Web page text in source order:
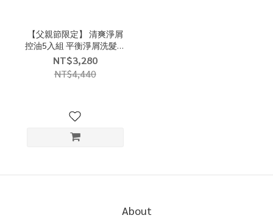
【父親節限定】 清爽淨屑
控油5入組 平衡淨屑洗髮精
400ml*5
NT$3,280
NT$4,440
About